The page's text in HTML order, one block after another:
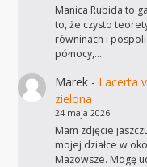
Manica Rubida to
to, że czysto
równinach i
północy,…
Marek- Lacerta
zielona
24 maja 2026
Mam zdjęcie
mojej działce w
Mazowsze. Mogę